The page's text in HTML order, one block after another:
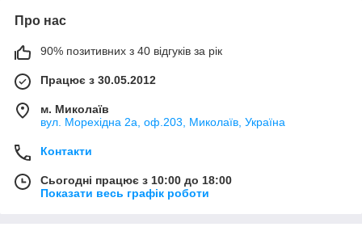
Про нас
90% позитивних з 40 відгуків за рік
Працює з 30.05.2012
м. Миколаїв
вул. Морехідна 2а, оф.203, Миколаїв, Україна
Контакти
Сьогодні працює з 10:00 до 18:00
Показати весь графік роботи